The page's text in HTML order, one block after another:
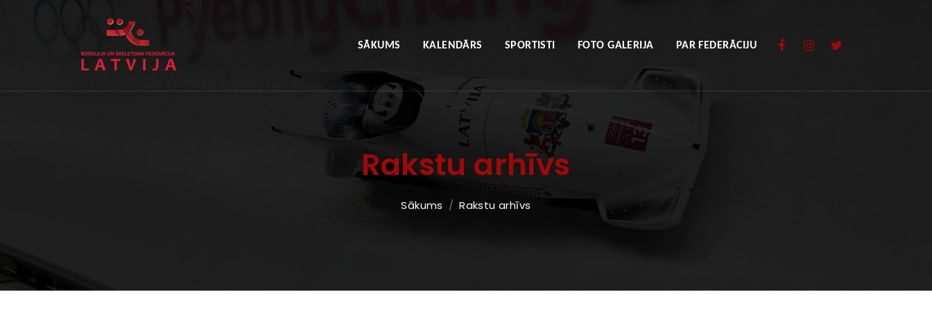
SĀKUMS KALENDĀRS SPORTISTI FOTO GALERIJA PAR FEDERĀCIJU
Rakstu arhīvs
Sākums Rakstu arhīvs